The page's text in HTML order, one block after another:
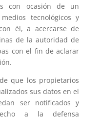
con ocasión de un
tecnológicos y
él, a acercarse de
de la autoridad de
con el fin de aclarar
que los propietarios
sus datos en el
ser notificados y
a la defensa